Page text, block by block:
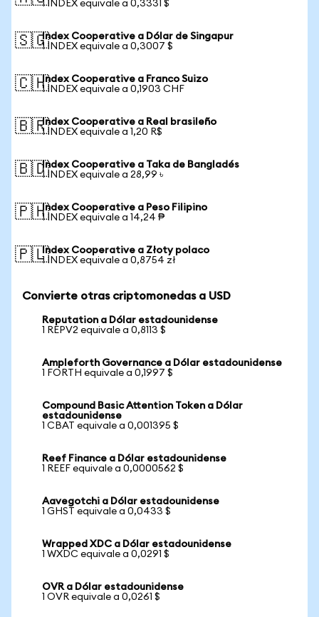
1 INDEX equivale a 0,3331 $
🇸🇬Index Cooperative a Dólar de Singapur
1 INDEX equivale a 0,3007 $
🇨🇭Index Cooperative a Franco Suizo
1 INDEX equivale a 0,1903 CHF
🇧🇷Index Cooperative a Real brasileño
1 INDEX equivale a 1,20 R$
🇧🇩Index Cooperative a Taka de Bangladés
1 INDEX equivale a 28,99 ৳
🇵🇭Index Cooperative a Peso Filipino
1 INDEX equivale a 14,24 ₱
🇵🇱Index Cooperative a Złoty polaco
1 INDEX equivale a 0,8754 zł
Convierte otras criptomonedas a USD
Reputation a Dólar estadounidense
1 REPV2 equivale a 0,8113 $
Ampleforth Governance a Dólar estadounidense
1 FORTH equivale a 0,1997 $
Compound Basic Attention Token a Dólar
estadounidense
1 CBAT equivale a 0,001395 $
Reef Finance a Dólar estadounidense
1 REEF equivale a 0,0000562 $
Aavegotchi a Dólar estadounidense
1 GHST equivale a 0,0433 $
Wrapped XDC a Dólar estadounidense
1 WXDC equivale a 0,0291 $
OVR a Dólar estadounidense
1 OVR equivale a 0,0261 $